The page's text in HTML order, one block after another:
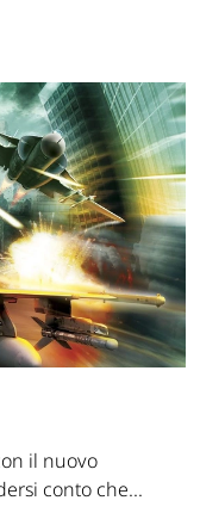
il nuovo
conto che...